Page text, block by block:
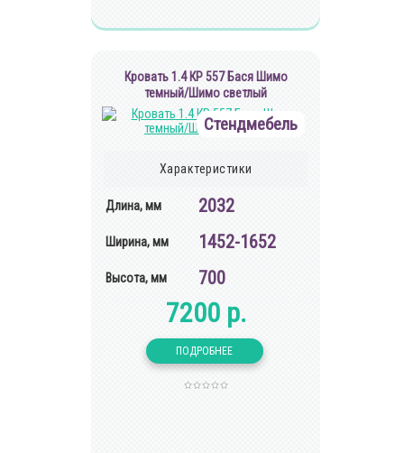
Кровать 1.4 КР 557 Бася Шимо
темный/Шимо светлый
Стендмебель
Характеристики
Длина, мм 2032
Ширина, мм 1452-1652
Высота, мм 700
7200 р.